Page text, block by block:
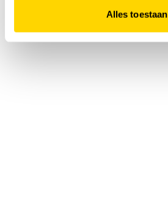
Alles toestaan